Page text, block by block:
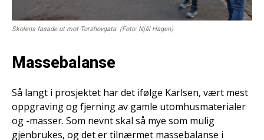
Skolens fasade ut mot Torshovgata. (Foto: Njål Hagen)
Massebalanse
Så langt i prosjektet har det ifølge Karlsen, vært mest
oppgraving og fjerning av gamle utomhusmaterialer
og -masser. Som nevnt skal så mye som mulig
gjenbrukes, og det er tilnærmet massebalanse i